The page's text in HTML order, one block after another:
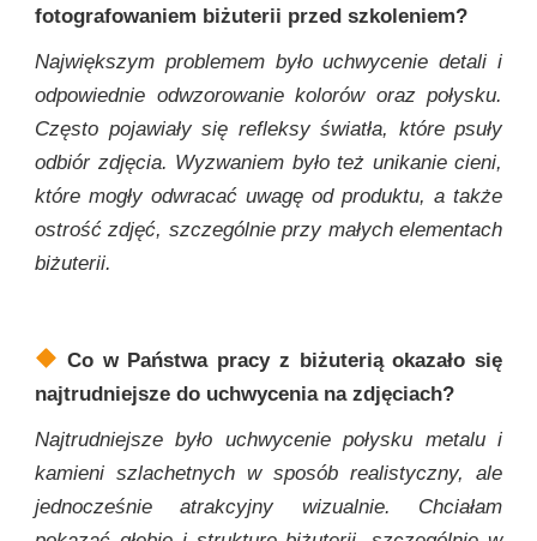
fotografowaniem biżuterii przed szkoleniem?
Największym problemem było uchwycenie detali i
odpowiednie odwzorowanie kolorów oraz połysku.
Często pojawiały się refleksy światła, które psuły
odbiór zdjęcia. Wyzwaniem było też unikanie cieni,
które mogły odwracać uwagę od produktu, a także
ostrość zdjęć, szczególnie przy małych elementach
biżuterii.
Co w Państwa pracy z biżuterią okazało się
najtrudniejsze do uchwycenia na zdjęciach?
Najtrudniejsze było uchwycenie połysku metalu i
kamieni szlachetnych w sposób realistyczny, ale
jednocześnie atrakcyjny wizualnie. Chciałam